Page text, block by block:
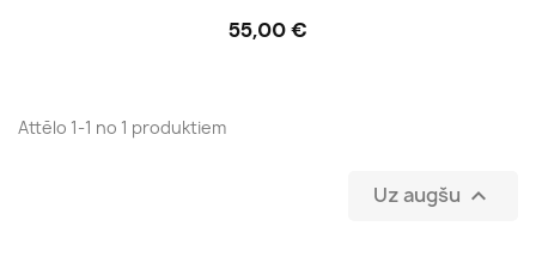
55,00 €
Ielikt grozā
Attēlo 1-1 no 1 produktiem
Uz augšu 